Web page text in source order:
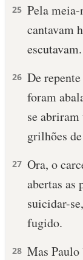
25 Pela
cantavam
escutavam.
26 De
foram
se abriram
grilhões
27 Ora, o
abertas as
suicidar-
fugido.
28 Mas